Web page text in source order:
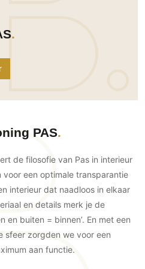
PAS
de filosofie van Pas in interieur
een optimale transparantie
interieur dat naadloos in elkaar
en details merk je de
en buiten = binnen’. En met een
sfeer zorgden we voor een
aan functie.